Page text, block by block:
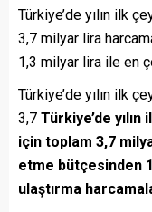
Türkiye’de yılın ilk
3,7 milyar lira
1,3 milyar lira ile en
Türkiye’de yılın ilk
3,7 Türkiye’de
için toplam 3,7
etme bütçesinden
ulaştırma